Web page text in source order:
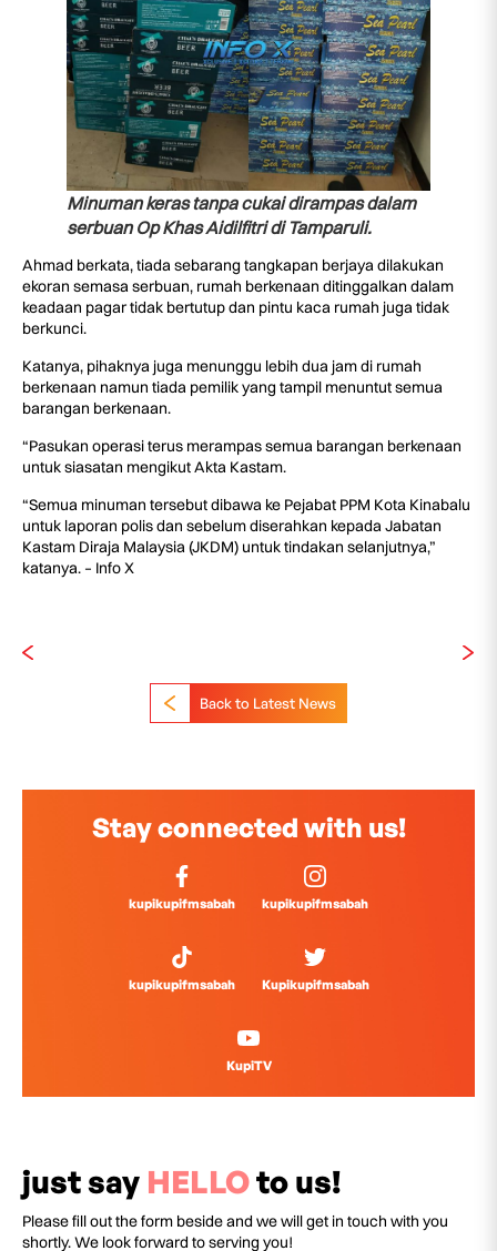
Minuman keras tanpa cukai dirampas dalam
serbuan Op Khas Aidilfitri di Tamparuli.
Ahmad berkata, tiada sebarang tangkapan berjaya dilakukan
ekoran semasa serbuan, rumah berkenaan ditinggalkan dalam
keadaan pagar tidak bertutup dan pintu kaca rumah juga tidak
berkunci.
Katanya, pihaknya juga menunggu lebih dua jam di rumah
berkenaan namun tiada pemilik yang tampil menuntut semua
barangan berkenaan.
“Pasukan operasi terus merampas semua barangan berkenaan
untuk siasatan mengikut Akta Kastam.
“Semua minuman tersebut dibawa ke Pejabat PPM Kota Kinabalu
untuk laporan polis dan sebelum diserahkan kepada Jabatan
Kastam Diraja Malaysia (JKDM) untuk tindakan selanjutnya,”
katanya. – Info X
Back to Latest News
Stay connected with us!
kupikupifmsabah kupikupifmsabah
kupikupifmsabah Kupikupifmsabah
KupiTV
just say HELLOto us!
Please fill out the form beside and we will get in touch with you
shortly. We look forward to serving you!